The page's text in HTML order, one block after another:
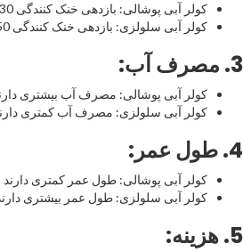
کولر آبی پوشالی: بازدهی خنک کنندگی 30 تا 40 درصد دارند.
کولر آبی سلولزی: بازدهی خنک کنندگی 50 تا 60 درصد دارند.
3. مصرف آب:
کولر آبی پوشالی: مصرف آب بیشتری
کولر آبی سلولزی: مصرف آب کمتری
4. طول عمر :
کولر آبی پوشالی: طول عمر کمتری دارند
کولر آبی سلولزی: طول عمر بیشتری
5. هزینه: